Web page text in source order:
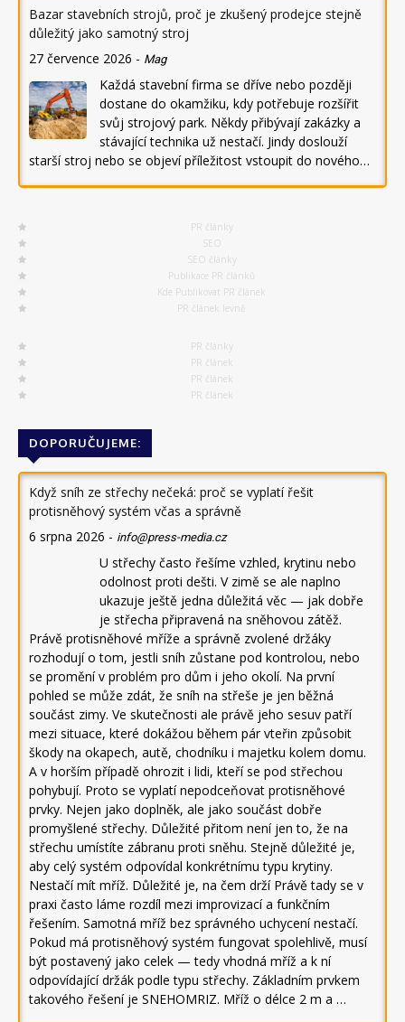
Bazar stavebních strojů, proč je zkušený prodejce stejně
důležitý jako samotný stroj
27 července 2026 - Mag
Každá stavební firma se dříve nebo později
dostane do okamžiku, kdy potřebuje rozšířit
svůj strojový park. Někdy přibývají zakázky a
stávající technika už nestačí. Jindy doslouží
starší stroj nebo se objeví příležitost vstoupit do nového…
PR články
SEO
SEO články
Publikace PR článků
Kde Publikovat PR článek
PR článek levně
PR články
PR článek
PR článek
PR článek
DOPORUČUJEME:
Když sníh ze střechy nečeká: proč se vyplatí řešit
protisněhový systém včas a správně
6 srpna 2026 - info@press-media.cz
U střechy často řešíme vzhled, krytinu nebo
odolnost proti dešti. V zimě se ale naplno
ukazuje ještě jedna důležitá věc — jak dobře
je střecha připravená na sněhovou zátěž.
Právě protisněhové mříže a správně zvolené držáky
rozhodují o tom, jestli sníh zůstane pod kontrolou, nebo
se promění v problém pro dům i jeho okolí. Na první
pohled se může zdát, že sníh na střeše je jen běžná
součást zimy. Ve skutečnosti ale právě jeho sesuv patří
mezi situace, které dokážou během pár vteřin způsobit
škody na okapech, autě, chodníku i majetku kolem domu.
A v horším případě ohrozit i lidi, kteří se pod střechou
pohybují. Proto se vyplatí nepodceňovat protisněhové
prvky. Nejen jako doplněk, ale jako součást dobře
promyšlené střechy. Důležité přitom není jen to, že na
střechu umístíte zábranu proti sněhu. Stejně důležité je,
aby celý systém odpovídal konkrétnímu typu krytiny.
Nestačí mít mříž. Důležité je, na čem drží Právě tady se v
praxi často láme rozdíl mezi improvizací a funkčním
řešením. Samotná mříž bez správného uchycení nestačí.
Pokud má protisněhový systém fungovat spolehlivě, musí
být postavený jako celek — tedy vhodná mříž a k ní
odpovídající držák podle typu střechy. Základním prvkem
takového řešení je SNEHOMRIZ. Mříž o délce 2 m a …